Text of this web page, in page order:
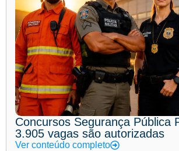
Concursos Segurança Pública
3.905 vagas são autorizadas
Ver conteúdo completo